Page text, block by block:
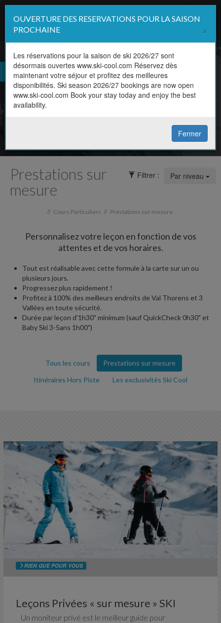
FR
EN Horaire, niveau, discipline,
prix
Réservez votre cours en ligne
Filtrer : Par niveau
Prestations sur
mesure
// Cours Particuliers // Prestations sur mesure
Personnalisez votre leçon en fonction de vos
attentes et de vos horaires.
Tout est réalisable avec cette formule à la carte sur un ou
plusieurs jours.
Progressez plus rapidement !
Profitez à 100% des meilleurs endroits de Val Thorens et 3
Vallées en toute sécurité.
Durée par leçon d'1h30" minimum (sauf QuickCheck 0h30" et
Baby Ski 3-5ans 1h00")
Cours Particuliers
Tous les cours
Prestations sur mesure
Itinéraires Hors Piste
Les exclusivités Ski Cool
RIEN QUE POUR VOUS
Leçons Privées « sur mesure » SKI
Un moniteur privé est le meilleur guide pour
OUVERTURE DES RESERVATIONS POUR LA SAISON
PROCHAINE
×
Les réservations pour la saison de ski 2026/27 sont
désormais ouvertes www.ski-cool.com Réservez dès
maintenant votre séjour et profitez des meilleures
disponibilités. Ski season 2026/27 bookings are now open
www.ski-cool.com Book your stay today and enjoy the best
availability.
Fermer